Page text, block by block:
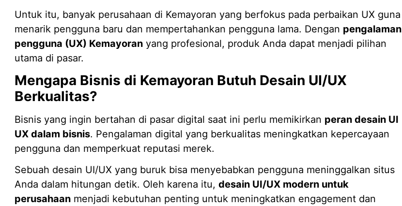
Untuk itu, banyak perusahaan di Kemayoran yang berfokus pada perbaikan UX guna
menarik pengguna baru dan mempertahankan pengguna lama. Dengan pengalaman
pengguna (UX) Kemayoran yang profesional, produk Anda dapat menjadi pilihan
utama di pasar.
Mengapa Bisnis di Kemayoran Butuh Desain UI/UX
Berkualitas?
Bisnis yang ingin bertahan di pasar digital saat ini perlu memikirkan peran desain UI
UX dalam bisnis. Pengalaman digital yang berkualitas meningkatkan kepercayaan
pengguna dan memperkuat reputasi merek.
Sebuah desain UI/UX yang buruk bisa menyebabkan pengguna meninggalkan situs
Anda dalam hitungan detik. Oleh karena itu, desain UI/UX modern untuk
perusahaan menjadi kebutuhan penting untuk meningkatkan engagement dan